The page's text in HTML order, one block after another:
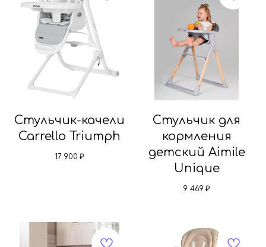
Стульчик-качели
Carrello Triumph
17 900 ₽
Стульчик для
кормления
детский Aimile
Unique
9 469 ₽